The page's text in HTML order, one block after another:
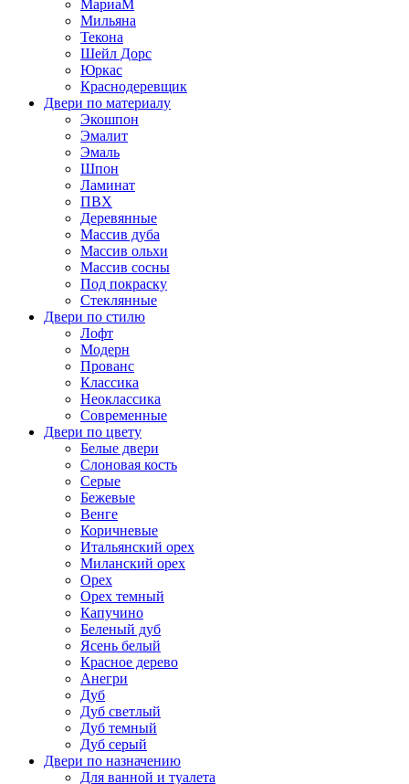
МариаМ
Мильяна
Текона
Шейл Дорс
Юркас
Краснодеревщик
Двери по материалу
Экошпон
Эмалит
Эмаль
Шпон
Ламинат
ПВХ
Деревянные
Массив дуба
Массив ольхи
Массив сосны
Под покраску
Стеклянные
Двери по стилю
Лофт
Модерн
Прованс
Классика
Неоклассика
Современные
Двери по цвету
Белые двери
Слоновая кость
Серые
Бежевые
Венге
Коричневые
Итальянский орех
Миланский орех
Орех
Орех темный
Капучино
Беленый дуб
Ясень белый
Красное дерево
Анегри
Дуб
Дуб светлый
Дуб темный
Дуб серый
Двери по назначению
Для ванной и туалета